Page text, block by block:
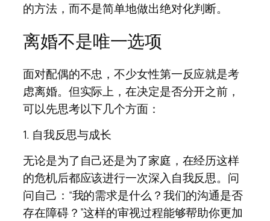
的方法，而不是简单地做出绝对化判断。
离婚不是唯一选项
面对配偶的不忠，不少女性第一反应就是考
虑离婚。但实际上，在决定是否分开之前，
可以先思考以下几个方面：
1. 自我反思与成长
无论是为了自己还是为了家庭，在经历这样
的危机后都应该进行一次深入自我反思。问
问自己：“我的需求是什么？我们的沟通是否
存在障碍？”这样的审视过程能够帮助你更加